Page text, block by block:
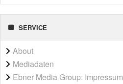
SERVICE
About
Mediadaten
Ebner Media Group: Impressum